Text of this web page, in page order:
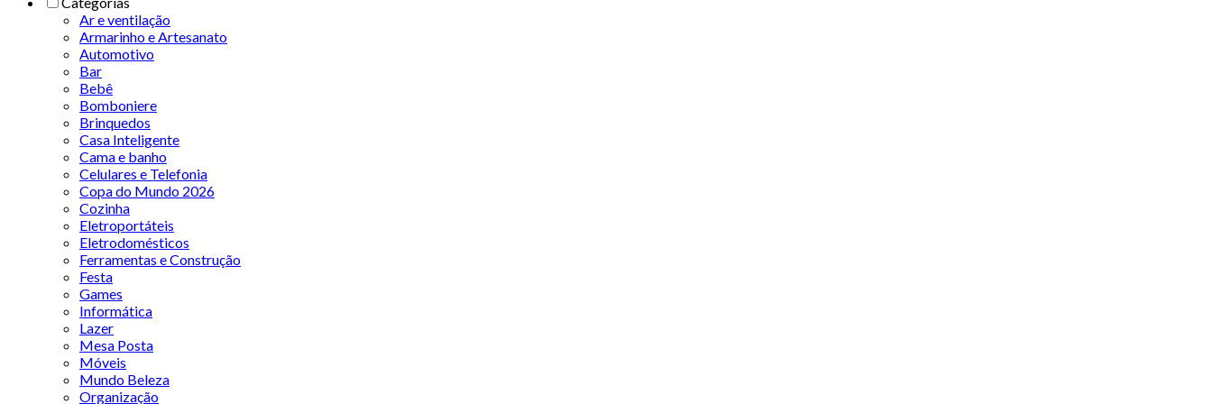
Ar e ventilação
Armarinho e Artesanato
Automotivo
Bar
Bebê
Bomboniere
Brinquedos
Casa Inteligente
Cama e banho
Celulares e Telefonia
Copa do Mundo 2026
Cozinha
Eletroportáteis
Eletrodomésticos
Ferramentas e Construção
Festa
Games
Informática
Lazer
Mesa Posta
Móveis
Mundo Beleza
Organização